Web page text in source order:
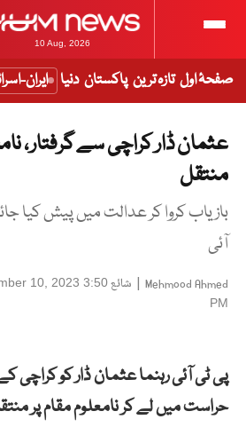
10 Aug, 2026
صفحۂ اول تازہ ترین پاکستان دنیا ایران-
عثمان ڈار کراچی سے گرفتار ،
منتقل
بازیاب کروا کر عدالت میں پیش کیا
آئی
Mehmood Ahmed
| شائع10, 2023 3:50
PM
پی ٹی آئی رہنما عثمان ڈار کو
حراست میں لے کر نامعلوم مقام پر